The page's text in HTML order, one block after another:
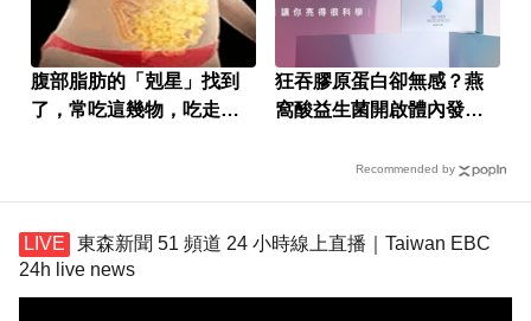
腹部脂肪的「剋星」找到
了，常吃這幾物，吃走大
狂吞膠原蛋白卻無感？燕
窩酸益生菌開啟體內發光
Recommended by
東森新聞 51 頻道 24 小時線上直播｜Taiwan EBC
24h live news